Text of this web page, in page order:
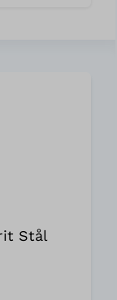
Stål